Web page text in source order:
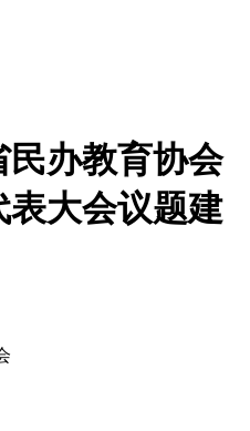
办教育协会
大会议题建